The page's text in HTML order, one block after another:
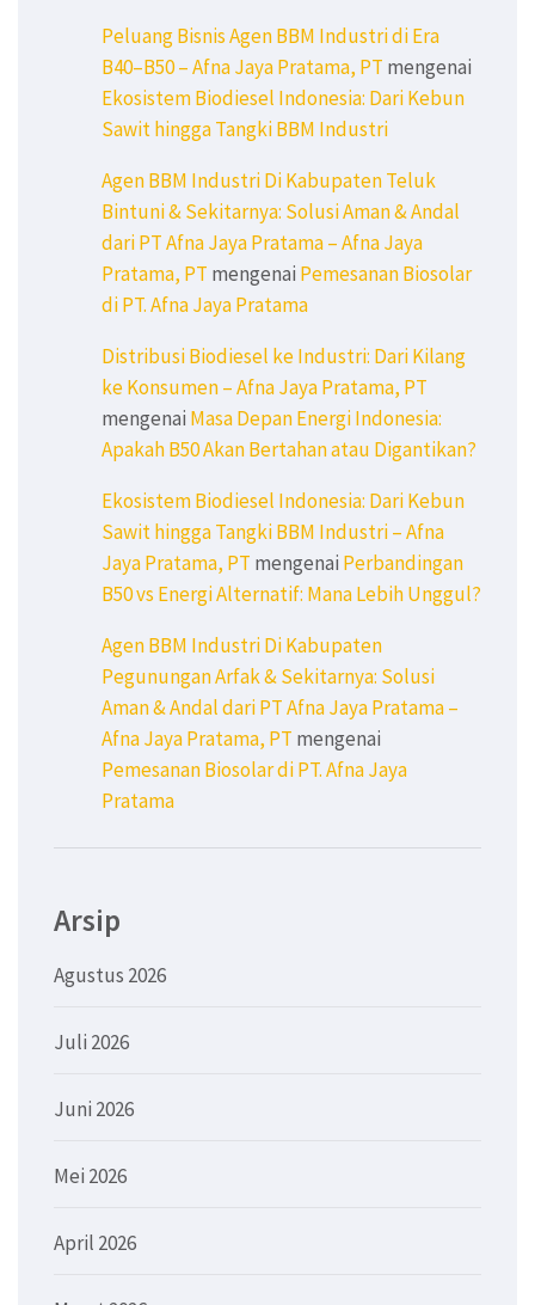
Peluang Bisnis Agen BBM Industri di Era
B40–B50 – Afna Jaya Pratama, PT mengenai
Ekosistem Biodiesel Indonesia: Dari Kebun
Sawit hingga Tangki BBM Industri
Agen BBM Industri Di Kabupaten Teluk
Bintuni & Sekitarnya: Solusi Aman & Andal
dari PT Afna Jaya Pratama – Afna Jaya
Pratama, PT mengenai Pemesanan Biosolar
di PT. Afna Jaya Pratama
Distribusi Biodiesel ke Industri: Dari Kilang
ke Konsumen – Afna Jaya Pratama, PT
mengenai Masa Depan Energi Indonesia:
Apakah B50 Akan Bertahan atau Digantikan?
Ekosistem Biodiesel Indonesia: Dari Kebun
Sawit hingga Tangki BBM Industri – Afna
Jaya Pratama, PT mengenai Perbandingan
B50 vs Energi Alternatif: Mana Lebih Unggul?
Agen BBM Industri Di Kabupaten
Pegunungan Arfak & Sekitarnya: Solusi
Aman & Andal dari PT Afna Jaya Pratama –
Afna Jaya Pratama, PT mengenai
Pemesanan Biosolar di PT. Afna Jaya
Pratama
Arsip
Agustus 2026
Juli 2026
Juni 2026
Mei 2026
April 2026